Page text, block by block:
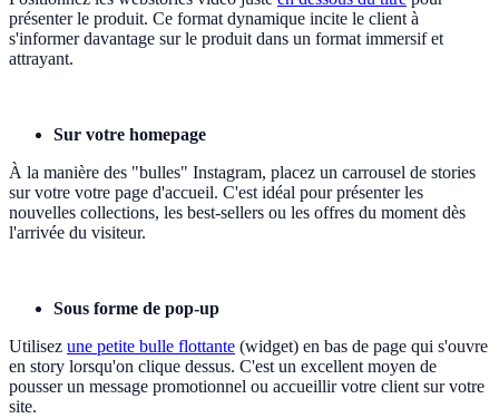
présenter le produit. Ce format dynamique incite le client à
s'informer davantage sur le produit dans un format immersif et
attrayant.
Sur votre homepage
À la manière des "bulles" Instagram, placez un carrousel de stories
sur votre votre page d'accueil. C'est idéal pour présenter les
nouvelles collections, les best-sellers ou les offres du moment dès
l'arrivée du visiteur.
Sous forme de pop-up
Utilisez une petite bulle flottante (widget) en bas de page qui s'ouvre
en story lorsqu'on clique dessus. C'est un excellent moyen de
pousser un message promotionnel ou accueillir votre client sur votre
site.